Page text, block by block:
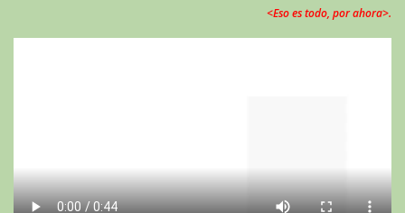
<Eso es todo, por ahora>.